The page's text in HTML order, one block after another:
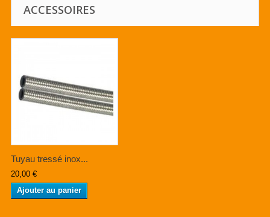
ACCESSOIRES
Tuyau tressé inox...
20,00 €
Ajouter au panier